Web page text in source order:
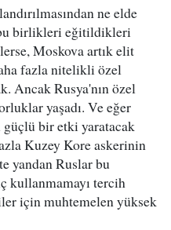
ne elde
birlikleri eğitildikleri
Moskova artık elit
fazla nitelikli özel
Ancak Rusya'nın özel
yaşadı. Ve eğer
bir etki yaratacak
Kuzey Kore askerinin
yandan Ruslar bu
kullanmamayı tercih
için muhtemelen yüksek